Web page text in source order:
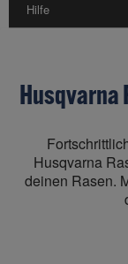
Hilfe
Husqvarna
Husqvarna
deinen Rasen.